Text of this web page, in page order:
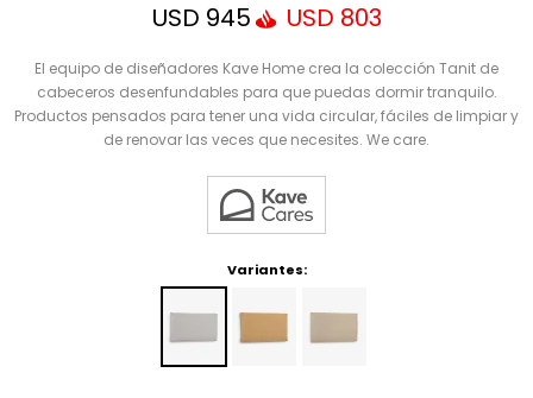
USD 945 USD 803
El equipo de diseñadores Kave Home crea la colección Tanit de
cabeceros desenfundables para que puedas dormir tranquilo.
Productos pensados para tener una vida circular, fáciles de limpiar y
de renovar las veces que necesites. We care.
Variantes: